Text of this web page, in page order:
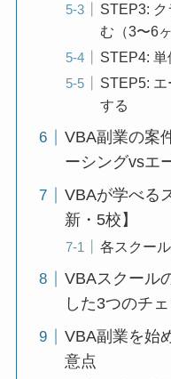
STEP3:
む（3〜6ヶ
STEP4:
STEP5:
する
VBA副業の案
ーシングvsエ
VBAが学べる
新・5校】
各スクー
VBAスクール
した3つのチ
VBA副業を始
意点